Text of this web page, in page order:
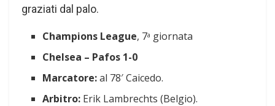
graziati dal palo.
Champions League, 7a giornata
Chelsea – Pafos 1-0
Marcatore:al 78′ Caicedo.
Arbitro: Erik Lambrechts (Belgio).